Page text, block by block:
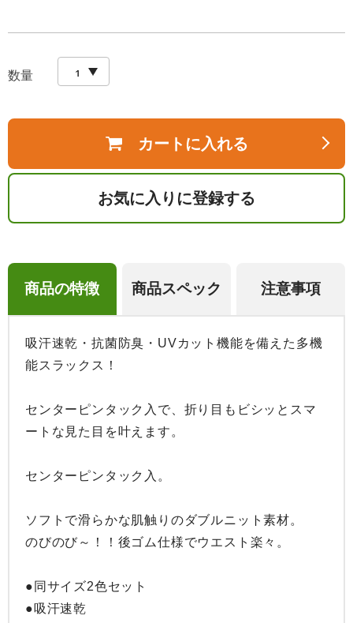
数量
カートに入れる
お気に入りに登録する
商品の特徴 商品スペック 注意事項
吸汗速乾・抗菌防臭・UVカット機能を備えた多機
能スラックス！
センターピンタック入で、折り目もビシッとスマ
ートな見た目を叶えます。
センターピンタック入。
ソフトで滑らかな肌触りのダブルニット素材。
のびのび～！！後ゴム仕様でウエスト楽々。
●同サイズ2色セット
●吸汗速乾